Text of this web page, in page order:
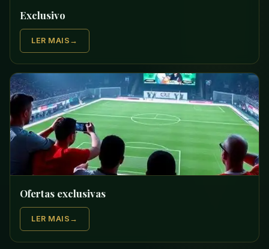
Exclusivo
LER MAIS
Ofertas exclusivas
LER MAIS